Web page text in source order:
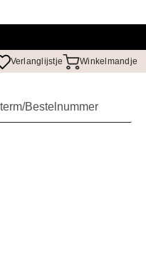
Verlanglijstje Winkelmandje